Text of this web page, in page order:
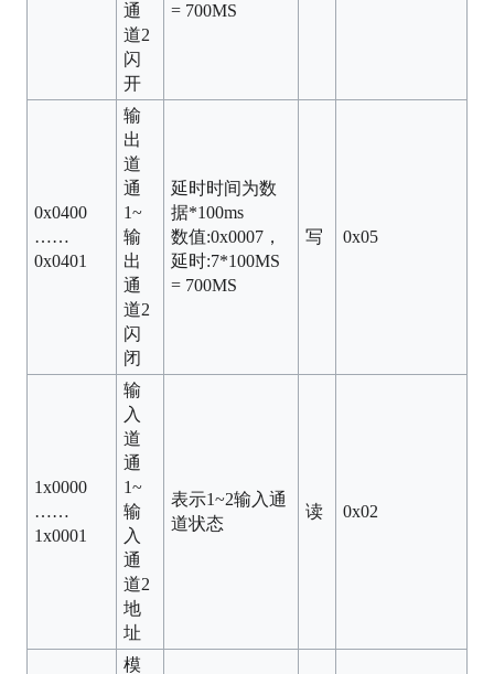
通
道2
闪
开
= 700MS
0x0400
……
0x0401
输
出
道
通
1~
输
出
通
道2
闪
闭
延时时间为数
据*100ms
数值:0x0007，
延时:7*100MS
= 700MS
写 0x05
1x0000
……
1x0001
输
入
道
通
1~
输
入
通
道2
地
址
表示1~2输入通
道状态
读 0x02
模